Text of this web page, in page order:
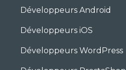
Développeurs Android
Développeurs iOS
Développeurs WordPress